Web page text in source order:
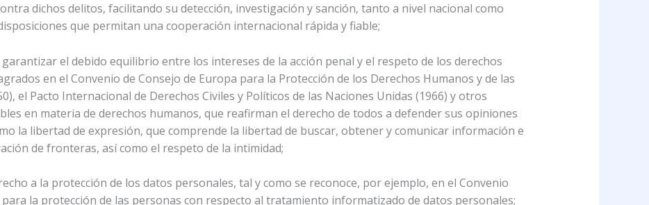
dichos delitos, facilitando su detección, investigación y sanción, tanto a nivel nacional como
que permitan una cooperación internacional rápida y fiable;
garantizar el debido equilibrio entre los intereses de la acción penal y el respeto de los derechos
en el Convenio de Consejo de Europa para la Protección de los Derechos Humanos y de las
el Pacto Internacional de Derechos Civiles y Políticos de las Naciones Unidas (1966) y otros
en materia de derechos humanos, que reafirman el derecho de todos a defender sus opiniones
la libertad de expresión, que comprende la libertad de buscar, obtener y comunicar información e
de fronteras, así como el respeto de la intimidad;
a la protección de los datos personales, tal y como se reconoce, por ejemplo, en el Convenio
para la protección de las personas con respecto al tratamiento informatizado de datos personales;